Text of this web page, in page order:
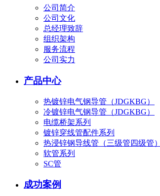
公司简介
公司文化
总经理致辞
组织架构
服务流程
公司实力
产品中心
热镀锌电气钢导管（JDGKBG）
冷镀锌电气钢导管（JDGKBG）
电缆桥架系列
镀锌穿线管配件系列
热浸锌钢导线管（三级管四级管）
软管系列
SC管
成功案例